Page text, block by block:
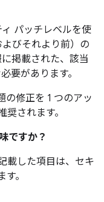
パッチレベルを使
びそれより前）の
掲載された、該当
要があります。
の修正を 1 つのアッ
されます。
ですか？
載した項目は、セキ
。